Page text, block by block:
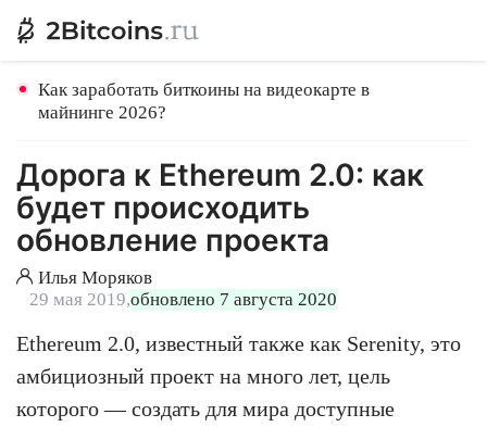
Как заработать биткоины на видеокарте в
майнинге 2026?
Дорога к Ethereum 2.0: как
будет происходить
обновление проекта
Илья Моряков
29 мая 2019,обновлено 7 августа 2020
Ethereum 2.0, известный также как Serenity, это
амбициозный проект на много лет, цель
которого — создать для мира доступные